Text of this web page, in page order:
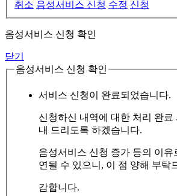
취소 음성서비스 신청 수정 신청
음성서비스 신청 확인
닫기
음성서비스 신청 확인
서비스 신청이 완료되었습니다.
신청하신 내역에 대한 처리 완료
내 드리도록 하겠습니다.
음성서비스 신청 증가 등의 이유
연될 수 있으니, 이 점 양해 부탁
감합니다.